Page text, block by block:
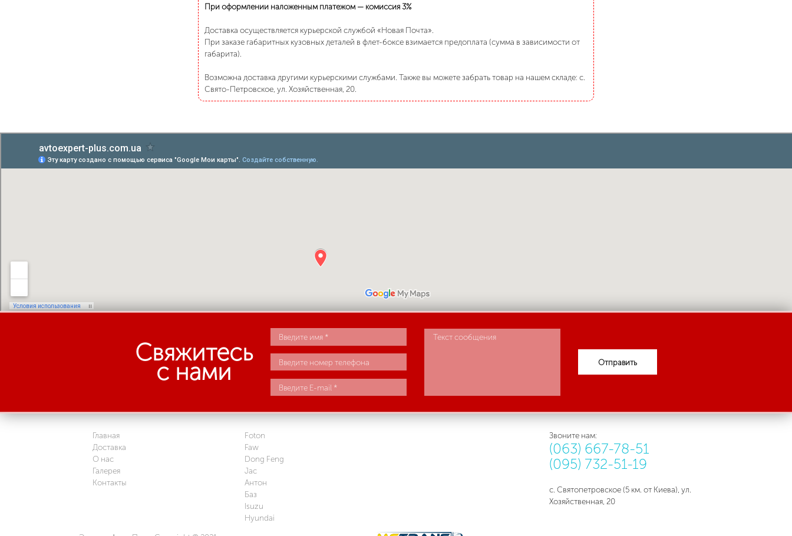
При оформлении наложенным платежом — комиссия 3%
Доставка осуществляется курьерской службой «Новая Почта».
При заказе габаритных кузовных деталей в флет-боксе взимается предоплата (сумма в зависимости от
габарита).
Возможна доставка другими курьерскими службами. Также вы можете забрать товар на нашем складе: с.
Свято-Петровское, ул. Хозяйственная, 20.
Свяжитесь
с нами Отправить
Главная
Доставка
О нас
Галерея
Контакты
Foton
Faw
Dong Feng
Jac
Антон
Баз
Isuzu
Hyundai
Звоните нам:
(063) 667-78-51
(095) 732-51-19
с. Святопетровское (5 км. от Киева), ул.
Хозяйственная, 20